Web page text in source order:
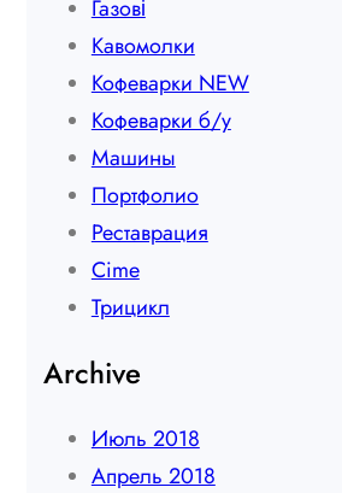
Газові
Кавомолки
Кофеварки NEW
Кофеварки б/у
Машины
Портфолио
Реставрация
Сime
Трицикл
Archive
Июль 2018
Апрель 2018